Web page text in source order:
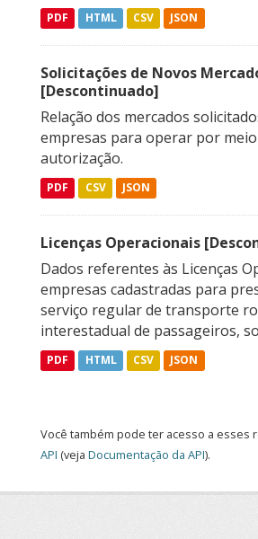
PDF HTML CSV JSON
Solicitações de Novos
[Descontinuado]
Relação dos mercados
empresas para operar por
autorização.
PDF CSV JSON
Licenças Operacionais
Dados referentes às Licenças
empresas cadastradas para
serviço regular de transporte
interestadual de passageiros,
PDF HTML CSV JSON
Você também pode ter acesso a esses
API (veja Documentação da API).